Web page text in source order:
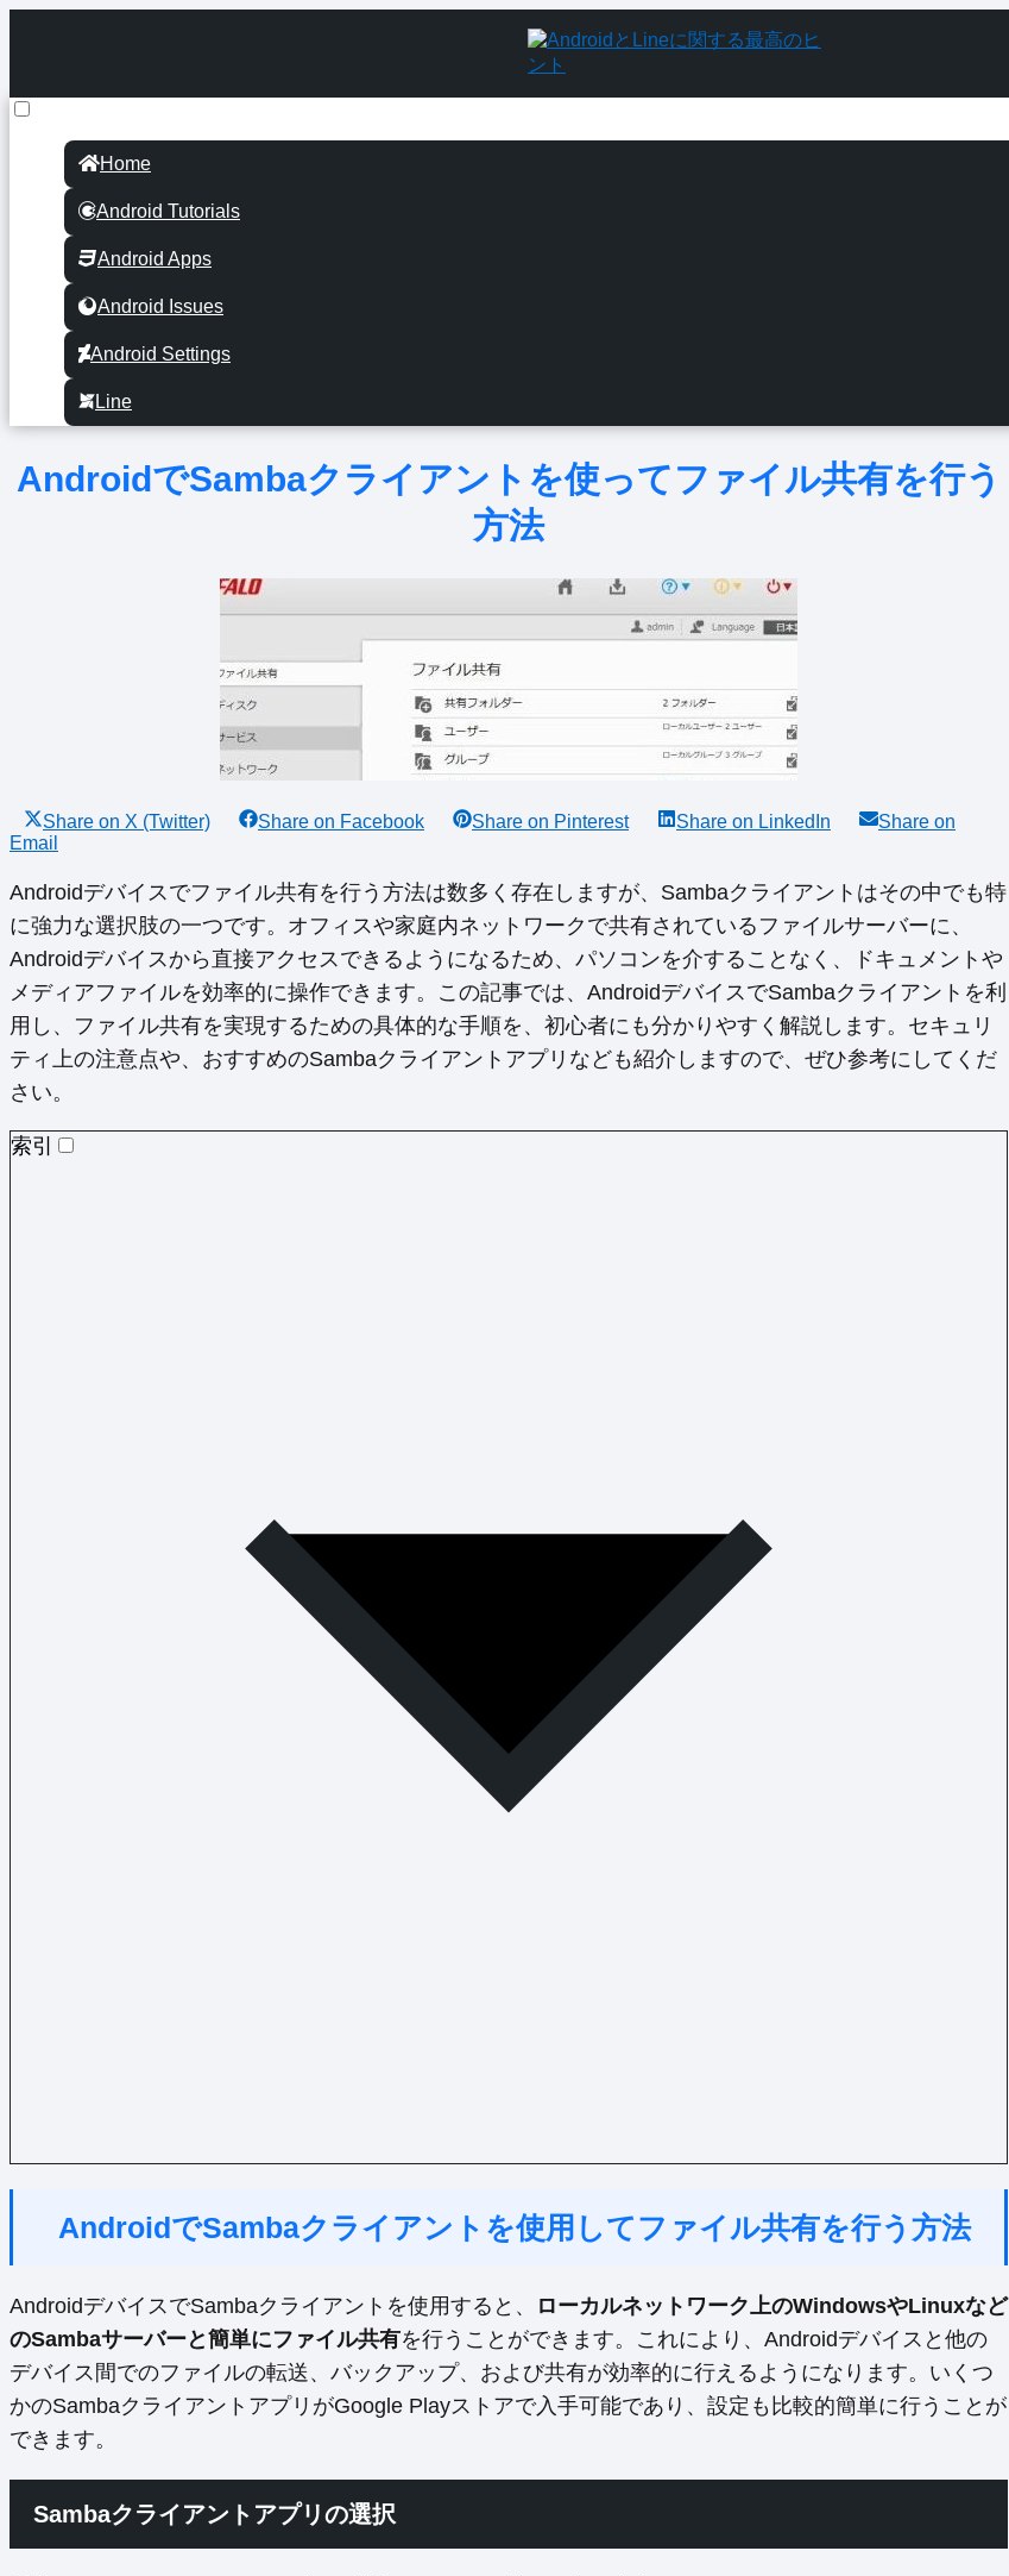
Home
Android Tutorials
Android Apps
Android Issues
Android Settings
Line
AndroidでSambaクライアントを使ってファイル共有を行う
方法
Share on X (Twitter) Share on Facebook Share on Pinterest Share on LinkedIn
Share on
Email
Androidデバイスでファイル共有を行う方法は数多く存在しますが、Sambaクライアントはその中でも特
に強力な選択肢の一つです。オフィスや家庭内ネットワークで共有されているファイルサーバーに、
Androidデバイスから直接アクセスできるようになるため、パソコンを介することなく、ドキュメントや
メディアファイルを効率的に操作できます。この記事では、AndroidデバイスでSambaクライアントを利
用し、ファイル共有を実現するための具体的な手順を、初心者にも分かりやすく解説します。セキュリ
ティ上の注意点や、おすすめのSambaクライアントアプリなども紹介しますので、ぜひ参考にしてくだ
さい。
索引
AndroidでSambaクライアントを使用してファイル共有を行う方法
AndroidデバイスでSambaクライアントを使用すると、
ローカルネットワーク上のWindowsやLinuxなど
のSambaサーバーと簡単にファイル共有を行うことができます。これにより、Androidデバイスと他の
デバイス間でのファイルの転送、バックアップ、および共有が効率的に行えるようになります。いくつ
かのSambaクライアントアプリがGoogle Playストアで入手可能であり、設定も比較的簡単に行うことが
できます。
Sambaクライアントアプリの選択